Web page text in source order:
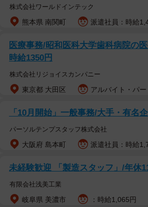
医薬品メーカー年収
ん領域の革新的医薬品の開発及び販売を
ア・ファーマ」（1490万円）でした。同
を主たる事業領域とし、抗がん剤、がん
続く2位は、「サンバイオ」（1247万円
を目指して、外傷性脳損傷や慢性期脳梗
3位には、グローバルに医薬品開発に取
株式会社ワールドインテック
熊本県 南関町 派遣社員：時給
医療事務/昭和医科大学歯科病院の
時給1350円
株式会社リジョイスカンパニー
東京都 大田区 アルバイト・パ
「10月開始」一般事務/大手・有名
パーソルテンプスタッフ株式会社
大阪府 島本町 派遣社員：時給
未経験歓迎 「製造スタッフ」/年休
有限会社浅美工業
岐阜県 美濃市 ：時給1,065円